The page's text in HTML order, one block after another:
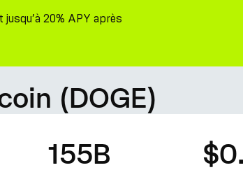
20% APY après
(DOGE)
155B